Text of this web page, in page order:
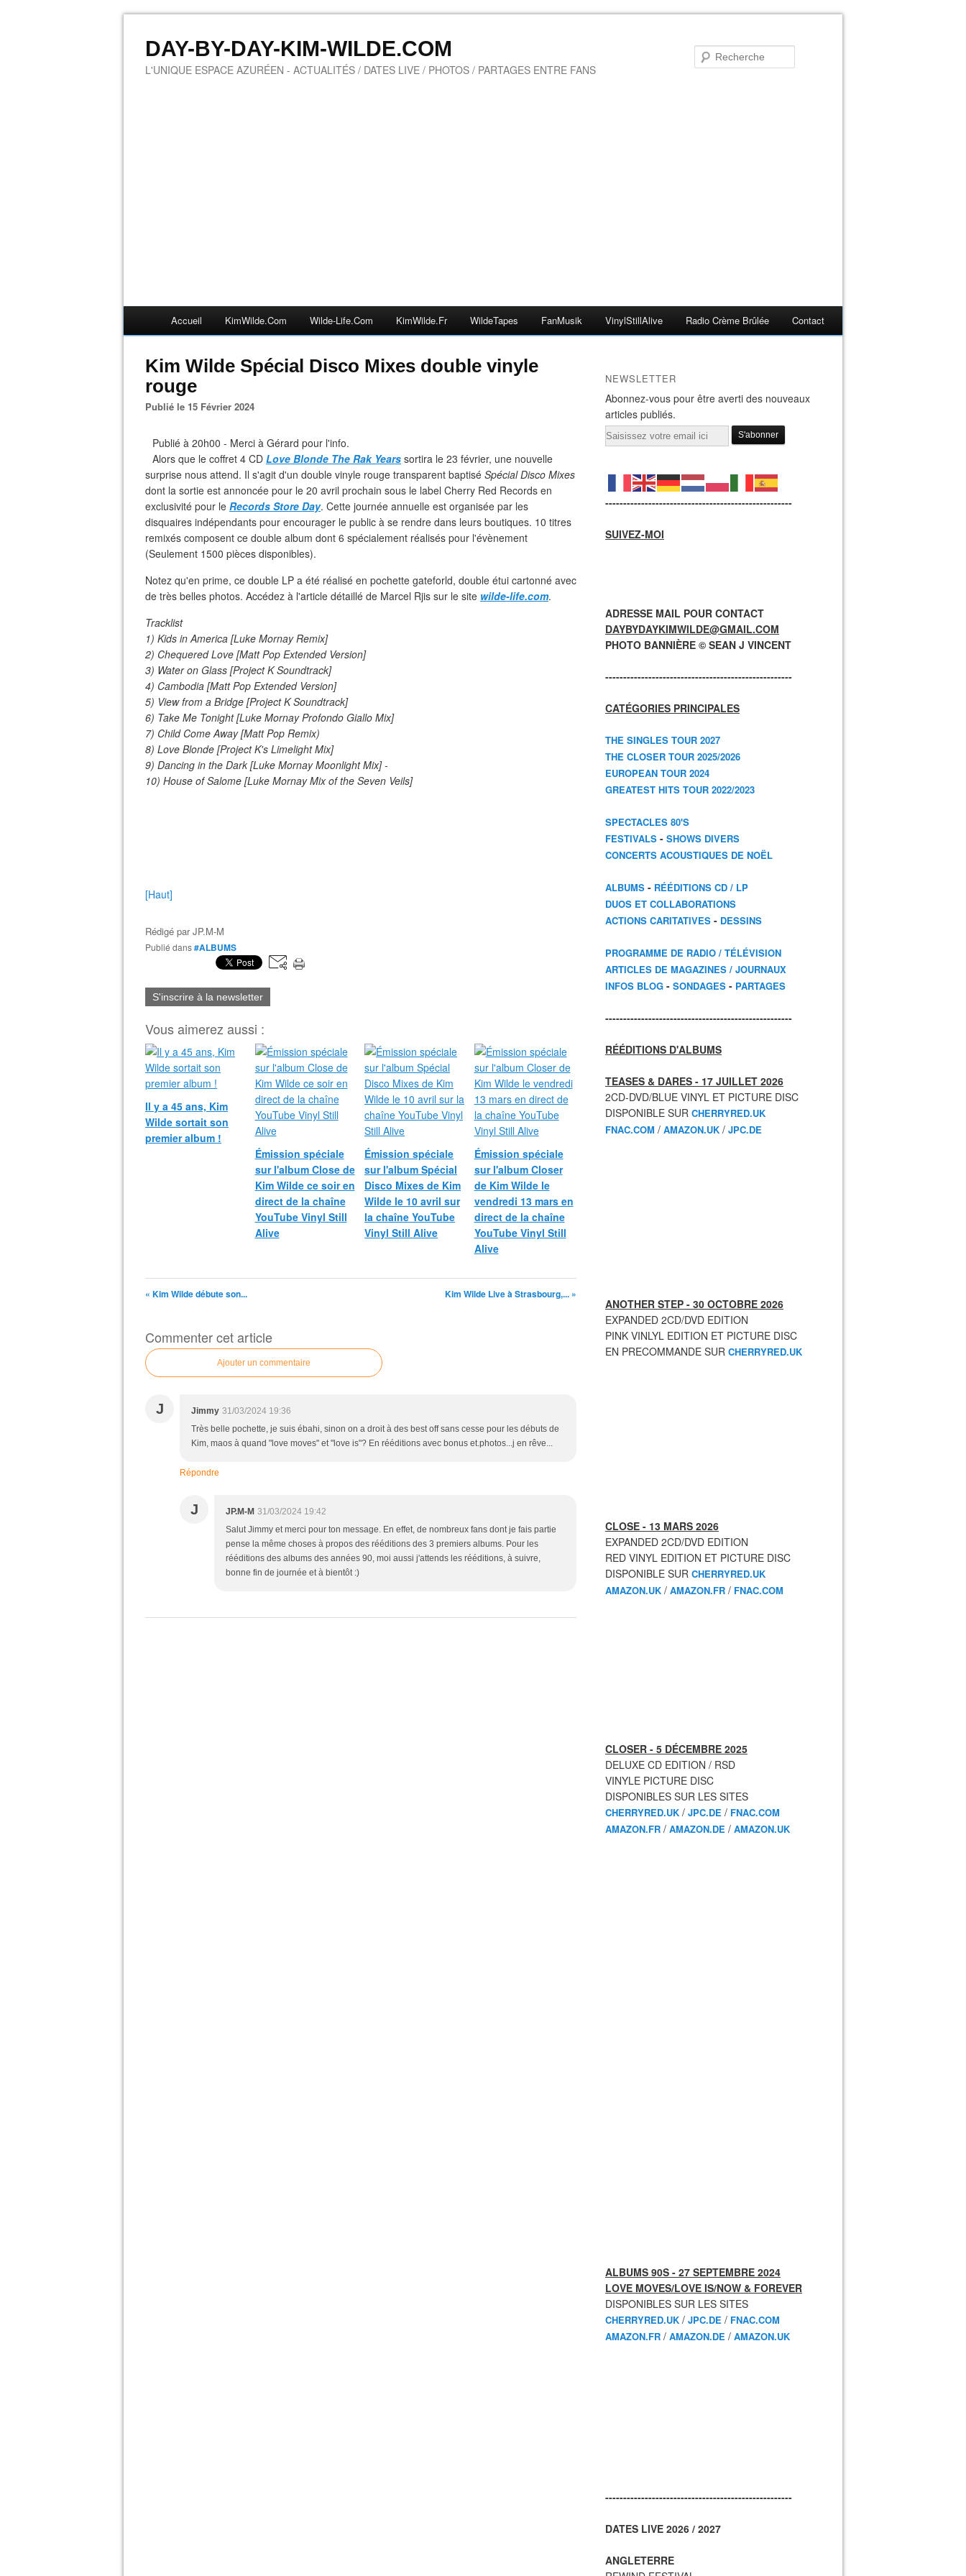
DAY-BY-DAY-KIM-WILDE.COM
L'UNIQUE ESPACE AZURÉEN - ACTUALITÉS / DATES LIVE / PHOTOS / PARTAGES ENTRE FANS
Accueil KimWilde.com Wilde-Life.com KimWilde.fr WildeTapes FanMusik VinylStillAlive Radio Crème Brûlée Contact
Kim Wilde Spécial Disco Mixes double vinyle
rouge
Publié le 15 Février 2024
Publié à 20h00 - Merci à Gérard pour l'info.
Alors que le coffret 4 CD Love Blonde The Rak Years sortira le 23 février, une nouvelle
surprise nous attend. Il s'agit d'un double vinyle rouge transparent baptisé Spécial Disco Mixes
dont la sortie est annoncée pour le 20 avril prochain sous le label Cherry Red Records en
exclusivité pour le Records Store Day. Cette journée annuelle est organisée par les
disquaires indépendants pour encourager le public à se rendre dans leurs boutiques. 10 titres
remixés composent ce double album dont 6 spécialement réalisés pour l'évènement
(Seulement 1500 pièces disponibles).
Notez qu'en prime, ce double LP a été réalisé en pochette gateforld, double étui cartonné avec
de très belles photos. Accédez à l'article détaillé de Marcel Rjis sur le site wilde-life.com.
Tracklist
1) Kids in America [Luke Mornay Remix]
2) Chequered Love [Matt Pop Extended Version]
3) Water on Glass [Project K Soundtrack]
4) Cambodia [Matt Pop Extended Version]
5) View from a Bridge [Project K Soundtrack]
6) Take Me Tonight [Luke Mornay Profondo Giallo Mix]
7) Child Come Away [Matt Pop Remix)
8) Love Blonde [Project K's Limelight Mix]
9) Dancing in the Dark [Luke Mornay Moonlight Mix] -
10) House of Salome [Luke Mornay Mix of the Seven Veils]
[Haut]
Rédigé parJP.M-M
Publié dans#ALBUMS
S'inscrire à la newsletter
Vous aimerez aussi :
Il y a 45 ans, Kim
Wilde sortait son
premier album !
Émission spéciale
sur l'album Close de
Kim Wilde ce soir en
direct de la chaîne
YouTube Vinyl Still
Alive
Émission spéciale
sur l'album Spécial
Disco Mixes de Kim
Wilde le 10 avril sur
la chaîne YouTube
Vinyl Still Alive
Émission spéciale
sur l'album Closer
de Kim Wilde le
vendredi 13 mars en
direct de la chaîne
YouTube Vinyl Still
Alive
« Kim Wilde débute son... Kim Wilde Live à Strasbourg,... »
Commenter cet article
Ajouter un commentaire
J Jimmy 31/03/2024 19:36
Très belle pochette, je suis ébahi, sinon on a droit à des best off sans cesse pour les débuts de
Kim, maos à quand "love moves" et "love is"? En rééditions avec bonus et.photos...j en rêve...
Répondre
J JP.M-M 31/03/2024 19:42
Salut Jimmy et merci pour ton message. En effet, de nombreux fans dont je fais partie
pense la même choses à propos des rééditions des 3 premiers albums. Pour les
rééditions des albums des années 90, moi aussi j'attends les rééditions, à suivre,
bonne fin de journée et à bientôt :)
NEWSLETTER
Abonnez-vous pour être averti des nouveaux
articles publiés.
Email
----------------------------------------------------
SUIVEZ-MOI
ADRESSE MAIL POUR CONTACT
DAYBYDAYKIMWILDE@GMAIL.COM
PHOTO BANNIÈRE © SEAN J VINCENT
----------------------------------------------------
CATÉGORIES PRINCIPALES
THE SINGLES TOUR 2027
THE CLOSER TOUR 2025/2026
EUROPEAN TOUR 2024
GREATEST HITS TOUR 2022/2023
SPECTACLES 80'S
FESTIVALS - SHOWS DIVERS
CONCERTS ACOUSTIQUES DE NOËL
ALBUMS - RÉÉDITIONS CD / LP
DUOS ET COLLABORATIONS
ACTIONS CARITATIVES - DESSINS
PROGRAMME DE RADIO / TÉLÉVISION
ARTICLES DE MAGAZINES / JOURNAUX
INFOS BLOG - SONDAGES - PARTAGES
----------------------------------------------------
RÉÉDITIONS D'ALBUMS
TEASES & DARES - 17 JUILLET 2026
2CD-DVD/BLUE VINYL ET PICTURE DISC
DISPONIBLE SUR CHERRYRED.UK
FNAC.COM / AMAZON.UK / JPC.DE
ANOTHER STEP - 30 OCTOBRE 2026
EXPANDED 2CD/DVD EDITION
PINK VINLYL EDITION ET PICTURE DISC
EN PRECOMMANDE SUR CHERRYRED.UK
CLOSE - 13 MARS 2026
EXPANDED 2CD/DVD EDITION
RED VINYL EDITION ET PICTURE DISC
DISPONIBLE SUR CHERRYRED.UK
AMAZON.UK / AMAZON.FR / FNAC.COM
CLOSER - 5 DÉCEMBRE 2025
DELUXE CD EDITION / RSD
VINYLE PICTURE DISC
DISPONIBLES SUR LES SITES
CHERRYRED.UK / JPC.DE / FNAC.COM
AMAZON.FR / AMAZON.DE / AMAZON.UK
ALBUMS 90S - 27 SEPTEMBRE 2024
LOVE MOVES/LOVE IS/NOW & FOREVER
DISPONIBLES SUR LES SITES
CHERRYRED.UK / JPC.DE / FNAC.COM
AMAZON.FR / AMAZON.DE / AMAZON.UK
----------------------------------------------------
DATES LIVE 2026 / 2027
ANGLETERRE